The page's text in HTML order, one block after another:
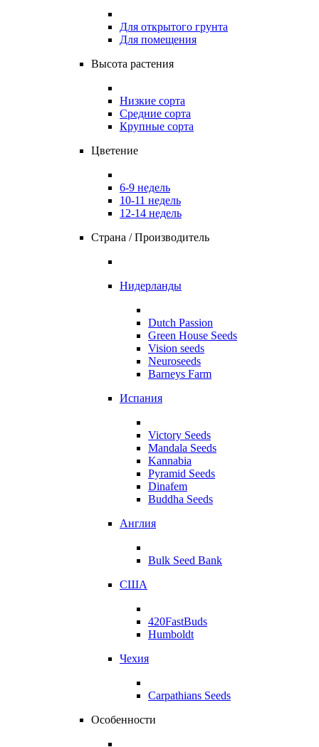
Для открытого грунта
Для помещения
Высота растения
Низкие сорта
Средние сорта
Крупные сорта
Цветение
6-9 недель
10-11 недель
12-14 недель
Страна / Производитель
Нидерланды
Dutch Passion
Green House Seeds
Vision seeds
Neuroseeds
Barneys Farm
Испания
Victory Seeds
Mandala Seeds
Kannabia
Pyramid Seeds
Dinafem
Buddha Seeds
Англия
Bulk Seed Bank
США
420FastBuds
Humboldt
Чехия
Carpathians Seeds
Особенности